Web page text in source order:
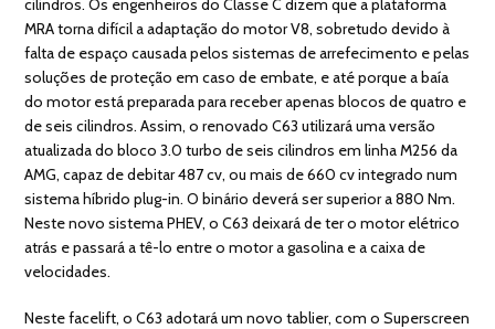
cilindros. Os engenheiros do Classe C dizem que a plataforma
MRA torna difícil a adaptação do motor V8, sobretudo devido à
falta de espaço causada pelos sistemas de arrefecimento e pelas
soluções de proteção em caso de embate, e até porque a baía
do motor está preparada para receber apenas blocos de quatro e
de seis cilindros. Assim, o renovado C63 utilizará uma versão
atualizada do bloco 3.0 turbo de seis cilindros em linha M256 da
AMG, capaz de debitar 487 cv, ou mais de 660 cv integrado num
sistema híbrido plug-in. O binário deverá ser superior a 880 Nm.
Neste novo sistema PHEV, o C63 deixará de ter o motor elétrico
atrás e passará a tê-lo entre o motor a gasolina e a caixa de
velocidades.
Neste facelift, o C63 adotará um novo tablier, com o Superscreen